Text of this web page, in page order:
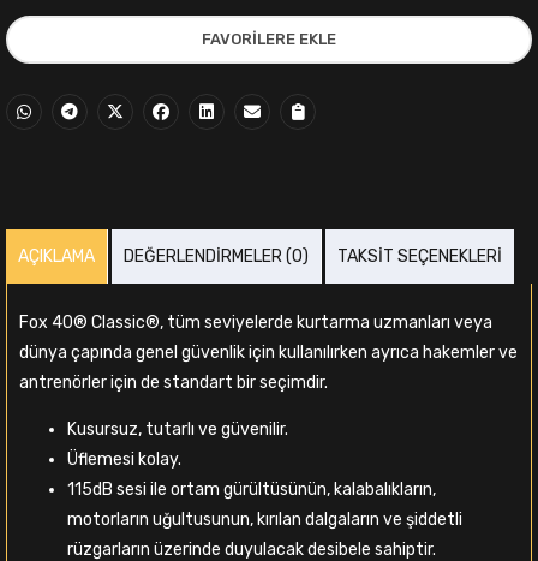
350,00₺.fiyat:
329,00₺.
FAVORILERE EKLE
AÇIKLAMA DEĞERLENDIRMELER (0) TAKSIT SEÇENEKLERI
Fox 40® Classic®, tüm seviyelerde kurtarma uzmanları veya
dünya çapında genel güvenlik için kullanılırken ayrıca hakemler ve
antrenörler için de standart bir seçimdir.
Kusursuz, tutarlı ve güvenilir.
Üflemesi kolay.
115dB sesi ile ortam gürültüsünün, kalabalıkların,
motorların uğultusunun, kırılan dalgaların ve şiddetli
rüzgarların üzerinde duyulacak desibele sahiptir.